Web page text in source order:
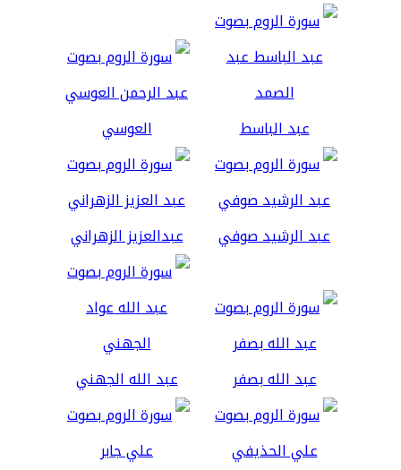
عبد الباسط العوسي
عبد الرشيد صوفي عبدالعزيز الزهراني
عبد الله بصفر عبد الله الجهني